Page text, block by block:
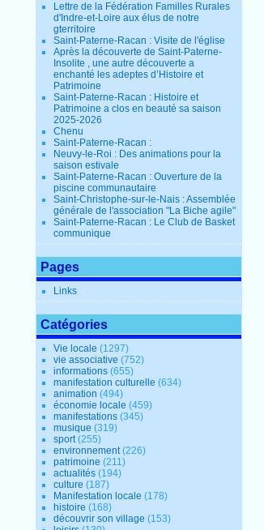
Lettre de la Fédération Familles Rurales
d'Indre-et-Loire aux élus de notre
gterritoire
Saint-Paterne-Racan : Visite de l'église
Après la découverte de Saint-Paterne-
Insolite , une autre découverte a
enchanté les adeptes d’Histoire et
Patrimoine
Saint-Paterne-Racan : Histoire et
Patrimoine a clos en beauté sa saison
2025-2026
Chenu
Saint-Paterne-Racan :
Neuvy-le-Roi : Des animations pour la
saison estivale
Saint-Paterne-Racan : Ouverture de la
piscine communautaire
Saint-Christophe-sur-le-Nais : Assemblée
générale de l'association "La Biche agile"
Saint-Paterne-Racan : Le Club de Basket
communique
Pages
Links
Catégories
Vie locale (1297)
vie associative (752)
informations (655)
manifestation culturelle (634)
animation (494)
économie locale (459)
manifestations (345)
musique (319)
sport(255)
environnement(226)
patrimoine (211)
actualités (194)
culture (187)
Manifestation locale (178)
histoire (168)
découvrir son village (153)